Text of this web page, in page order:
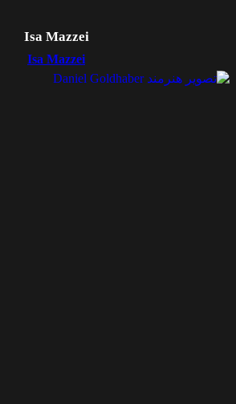
Isa Mazzei
Isa Mazzei